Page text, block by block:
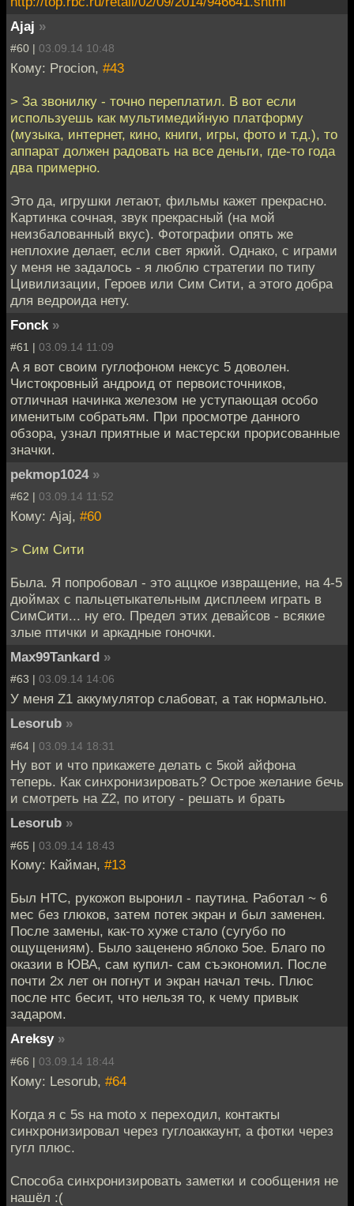
Ajaj »
#60 | 03.09.14 10:48
Кому: Procion, #43
> За звонилку - точно переплатил. В вот если
используешь как мультимедийную платформу
(музыка, интернет, кино, книги, игры, фото и т.д.), то
аппарат должен радовать на все деньги, где-то года
два примерно.
Это да, игрушки летают, фильмы кажет прекрасно.
Картинка сочная, звук прекрасный (на мой
неизбалованный вкус). Фотографии опять же
неплохие делает, если свет яркий. Однако, с играми
у меня не задалось - я люблю стратегии по типу
Цивилизации, Героев или Сим Сити, а этого добра
для ведроида нету.
Fonck »
#61 | 03.09.14 11:09
А я вот своим гуглофоном нексус 5 доволен.
Чистокровный андроид от первоисточников,
отличная начинка железом не уступающая особо
именитым собратьям. При просмотре данного
обзора, узнал приятные и мастерски прорисованные
значки.
pekmop1024 »
#62 | 03.09.14 11:52
Кому: Ajaj, #60
> Сим Сити
Была. Я попробовал - это аццкое извращение, на 4-5
дюймах с пальцетыкательным дисплеем играть в
СимСити... ну его. Предел этих девайсов - всякие
злые птички и аркадные гоночки.
Max99Tankard »
#63 | 03.09.14 14:06
У меня Z1 аккумулятор слабоват, а так нормально.
Lesorub »
#64 | 03.09.14 18:31
Ну вот и что прикажете делать с 5кой айфона
теперь. Как синхронизировать? Острое желание бечь
и смотреть на Z2, по итогу - решать и брать
Lesorub »
#65 | 03.09.14 18:43
Кому: Кайман, #13
Был HTC, рукожоп выронил - паутина. Работал ~ 6
мес без глюков, затем потек экран и был заменен.
После замены, как-то хуже стало (сугубо по
ощущениям). Было заценено яблоко 5ое. Благо по
оказии в ЮВА, сам купил- сам съэкономил. После
почти 2х лет он погнут и экран начал течь. Плюс
после нтс бесит, что нельзя то, к чему привык
задаром.
Areksy »
#66 | 03.09.14 18:44
Кому: Lesorub, #64
Когда я с 5s на moto x переходил, контакты
синхронизировал через гуглоаккаунт, а фотки через
гугл плюс.
Способа синхронизировать заметки и сообщения не
нашёл :(